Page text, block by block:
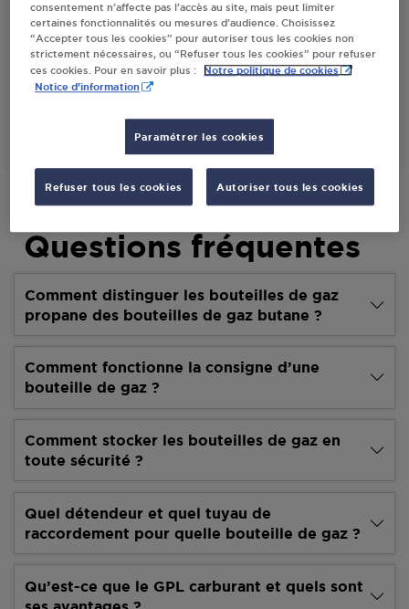
CARREFOUR EXPRESS SND82 ST NAUPHARY
788 ROUTE D'ALBI
82370ST NAUPHARY
Questions fréquentes
Comment distinguer les bouteilles de gaz
propane des bouteilles de gaz butane ?
Comment fonctionne la consigne d’une
bouteille de gaz ?
Comment stocker les bouteilles de gaz en
toute sécurité ?
Quel détendeur et quel tuyau de
raccordement pour quelle bouteille de gaz ?
Qu’est-ce que le GPL carburant et quels sont
consentement n’affecte pas l’accès au site, mais peut limiter
certaines fonctionnalités ou mesures d’audience. Choisissez
“Accepter tous les cookies” pour autoriser tous les cookies non
strictement nécessaires, ou “Refuser tous les cookies” pour refuser
ces cookies. Pour en savoir plus :
Notre politique de cookies
Notice d'information
Paramétrer les cookies
Refuser tous les cookies Autoriser tous les cookies